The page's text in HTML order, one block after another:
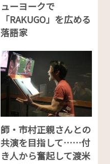
ューヨークで
「RAKUGO」を広める
落語家
師・市村正親さんとの
共演を目指して……付
き人から奮起して渡米